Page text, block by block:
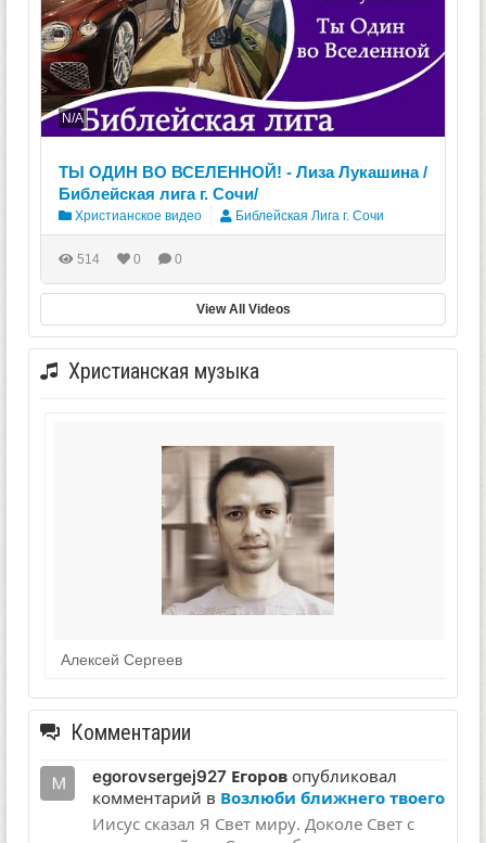
N/A
ТЫ ОДИН ВО ВСЕЛЕННОЙ! - Лиза Лукашина /
Библейская лига г. Сочи/
Христианское видео Библейская Лига г. Сочи
514 0 0
View All Videos
Христианская музыка
Алексей Сергеев
Комментарии
egorovsergej927 Егоров опубликовал
комментарий в Возлюби ближнего твоего
Иисус сказал Я Свет миру. Доколе Свет с